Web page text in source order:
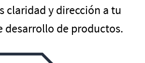
claridad y dirección a tu
desarrollo de productos.